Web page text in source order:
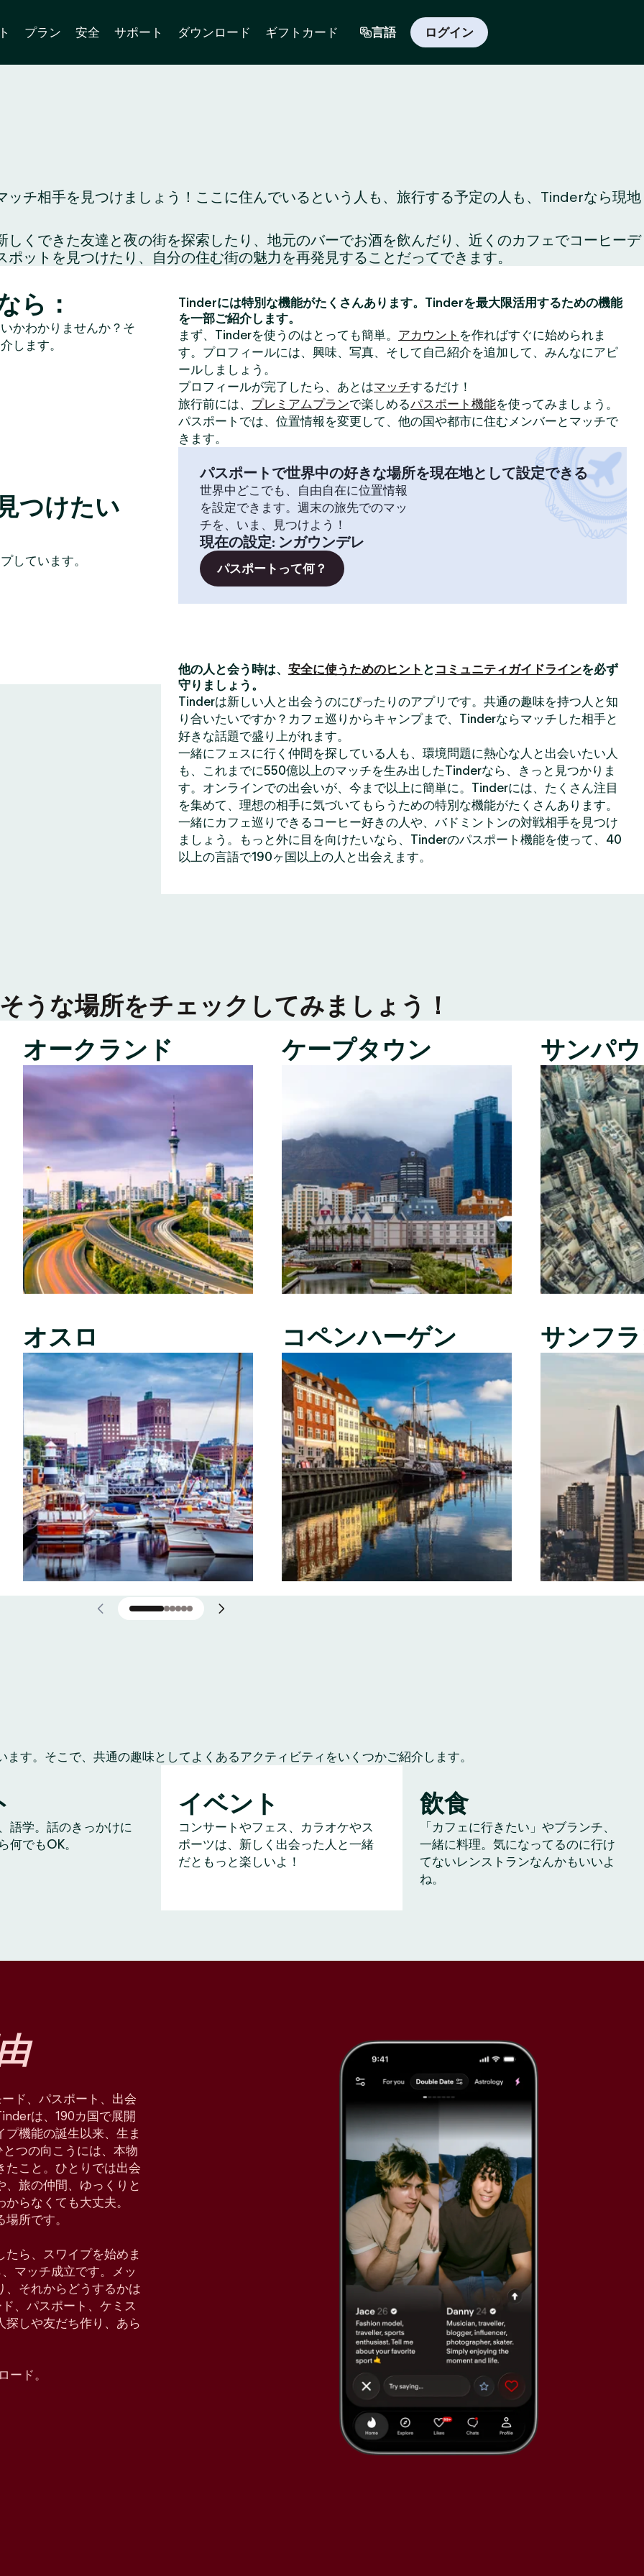
プラン 安全 サポート ダウンロード ギフトカード 言語 ログイン
チ相手を見つけましょう！ここに住んでいるという人も、旅行する予定の人も、Tinderなら現地
くできた友達と夜の街を探索したり、地元のバーでお酒を飲んだり、近くのカフェでコーヒーデ
ットを見つけたり、自分の住む街の魅力を再発見することだってできます。
ら：
かわかりませんか？そ
します。
つけたい
しています。
Tinderには特別な機能がたくさんあります。Tinderを最大限活用するための機能
を一部ご紹介します。
まず、Tinderを使うのはとっても簡単。 アカウント を作ればすぐに始められま
す。プロフィールには、興味、写真、そして自己紹介を追加して、みんなにアピ
ールしましょう。
プロフィールが完了したら、あとはマッチするだけ！
旅行前には、 プレミアムプランで楽しめるパスポート機能を使ってみましょう。
パスポートでは、位置情報を変更して、他の国や都市に住むメンバーとマッチで
きます。
パスポートで世界中の好きな場所を現在地として設定できる
世界中どこでも、自由自在に位置情報
を設定できます。週末の旅先でのマッ
チを、いま、見つけよう！
現在の設定: ンガウンデレ
パスポートって何？
他の人と会う時は、 安全に使うためのヒント と コミュニティガイドラインを必ず
守りましょう。
Tinderは新しい人と出会うのにぴったりのアプリです。共通の趣味を持つ人と知
り合いたいですか？カフェ巡りからキャンプまで、Tinderならマッチした相手と
好きな話題で盛り上がれます。
一緒にフェスに行く仲間を探している人も、環境問題に熱心な人と出会いたい人
も、これまでに550億以上のマッチを生み出したTinderなら、きっと見つかりま
す。オンラインでの出会いが、今まで以上に簡単に。Tinderには、たくさん注目
を集めて、理想の相手に気づいてもらうための特別な機能がたくさんあります。
一緒にカフェ巡りできるコーヒー好きの人や、バドミントンの対戦相手を見つけ
ましょう。もっと外に目を向けたいなら、Tinderのパスポート機能を使って、40
以上の言語で190ヶ国以上の人と出会えます。
うな場所をチェックしてみましょう！
オークランド
オスロ
ケープタウン
コペンハーゲン
サンパ
サンフ
す。そこで、共通の趣味としてよくあるアクティビティをいくつかご紹介します。
語学。話のきっかけに
何でもOK。
イベント
コンサートやフェス、カラオケやス
ポーツは、新しく出会った人と一緒
だともっと楽しいよ！
飲食
「カフェに行きたい」やブランチ、
一緒に料理。気になってるのに行け
てないレンストランなんかもいいよ
ね。
ド、パスポート、出会
は、190カ国で展開
機能の誕生以来、生ま
つの向こうには、本物
こと。ひとりでは出会
旅の仲間、ゆっくりと
らなくても大丈夫。
所です。
ら、スワイプを始めま
マッチ成立です。メッ
、それからどうするかは
、パスポート、ケミス
しや友だち作り、あら
ード。